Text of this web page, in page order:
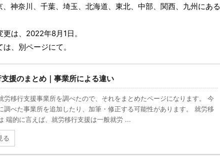
神奈川、千葉、埼玉、北海道、東北、中部、関西、九州にある
は、2022年8月1日。
、別ページにて。
援のまとめ｜事業所による違い
労移行支援事業所を調べたので、それをまとめたページになります。 今
調べた事業所を追加したり、加筆・修正する可能性があります。 就労移
端的に言えば、就労移行支援は一般就労 ...
る